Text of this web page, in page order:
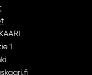
1